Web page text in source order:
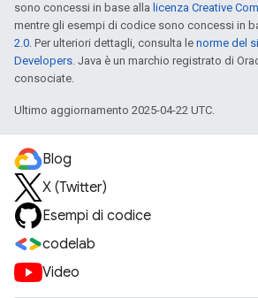
sono concessi in base alla licenza Creative
mentre gli esempi di codice sono concessi in
2.0. Per ulteriori dettagli, consulta le norme del
Developers. Java è un marchio registrato di
consociate.
Ultimo aggiornamento 2025-04-22 UTC.
Blog
X (Twitter)
Esempi di codice
codelab
Video